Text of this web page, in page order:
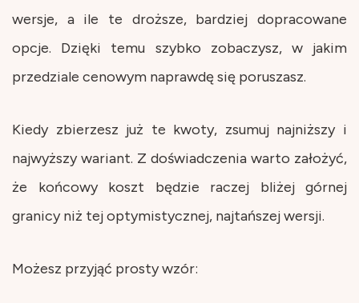
wersje, a ile te droższe, bardziej dopracowane
opcje. Dzięki temu szybko zobaczysz, w jakim
przedziale cenowym naprawdę się poruszasz.
Kiedy zbierzesz już te kwoty, zsumuj najniższy i
najwyższy wariant. Z doświadczenia warto założyć,
że końcowy koszt będzie raczej bliżej górnej
granicy niż tej optymistycznej, najtańszej wersji.
Możesz przyjąć prosty wzór: